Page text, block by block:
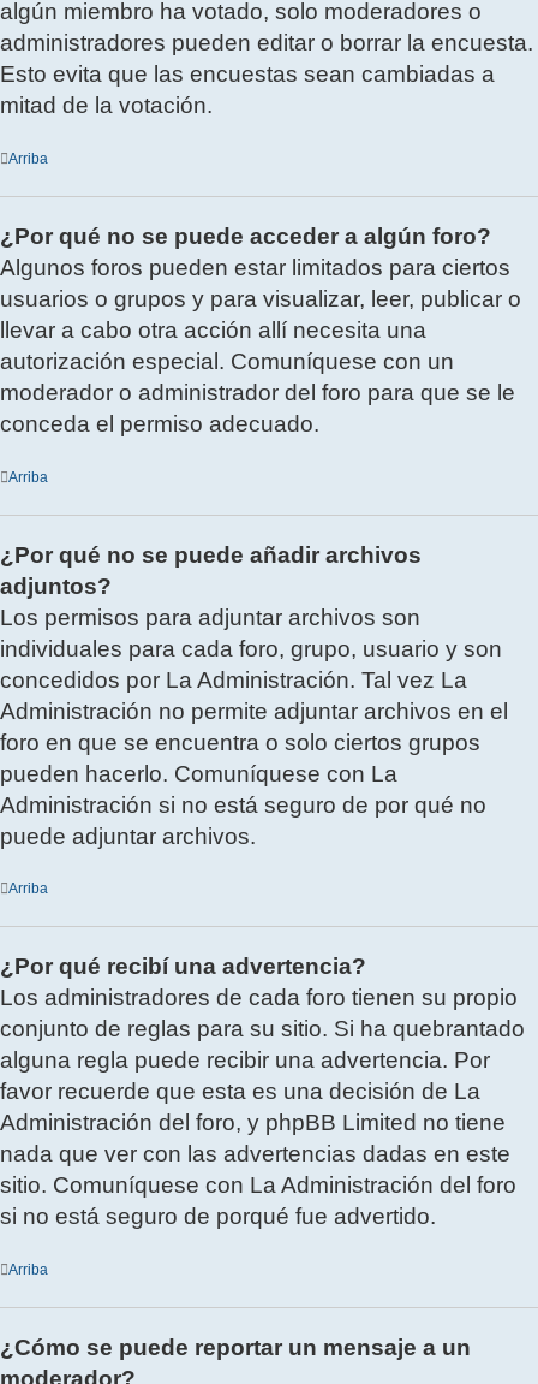
algún miembro ha votado, solo moderadores o
administradores pueden editar o borrar la encuesta.
Esto evita que las encuestas sean cambiadas a
mitad de la votación.
Arriba
¿Por qué no se puede acceder a algún foro?
Algunos foros pueden estar limitados para ciertos
usuarios o grupos y para visualizar, leer, publicar o
llevar a cabo otra acción allí necesita una
autorización especial. Comuníquese con un
moderador o administrador del foro para que se le
conceda el permiso adecuado.
Arriba
¿Por qué no se puede añadir archivos
adjuntos?
Los permisos para adjuntar archivos son
individuales para cada foro, grupo, usuario y son
concedidos por La Administración. Tal vez La
Administración no permite adjuntar archivos en el
foro en que se encuentra o solo ciertos grupos
pueden hacerlo. Comuníquese con La
Administración si no está seguro de por qué no
puede adjuntar archivos.
Arriba
¿Por qué recibí una advertencia?
Los administradores de cada foro tienen su propio
conjunto de reglas para su sitio. Si ha quebrantado
alguna regla puede recibir una advertencia. Por
favor recuerde que esta es una decisión de La
Administración del foro, y phpBB Limited no tiene
nada que ver con las advertencias dadas en este
sitio. Comuníquese con La Administración del foro
si no está seguro de porqué fue advertido.
Arriba
¿Cómo se puede reportar un mensaje a un
moderador?